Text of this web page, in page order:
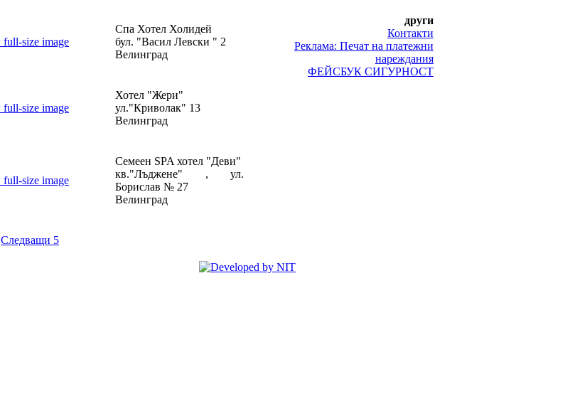
Спа Хотел Холидей
бул. "Васил Левски " 2
Велинград
Хотел "Жери"
ул."Криволак" 13
Велинград
Семеен SPA хотел "Деви"
кв."Лъджене" , ул.
Борислав № 27
Велинград
Следващи 5
други
Контакти
Реклама: Печат на платежни
нареждания
ФЕЙСБУК СИГУРНОСТ